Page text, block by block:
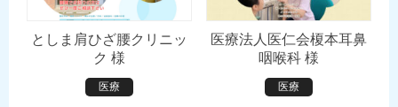
としま肩ひざ腰クリニッ
ク 様
医療
医療法人医仁会榎本耳鼻
咽喉科 様
医療